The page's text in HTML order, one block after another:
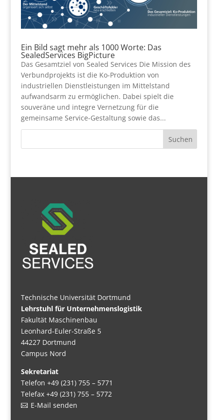
Ein Bild sagt mehr als 1000 Worte: Das
SealedServices BigPicture
Das Gesamtziel von Sealed Services Die Mission des
Verbundprojekts ist die Ko-Produktion von
industriellen Dienstleistungen im Mittelstand
aufwandsarm zu ermöglichen. Dabei spielt die
souveräne und integre Vernetzung für die
gemeinsame Service-Gestaltung sowie das...
Technische Universität Dortmund
Lehrstuhl für Unternehmenslogistik
Fakultät Maschinenbau
Leonhard-Euler-Straße 5
44227 Dortmund
Campus Nord
Sekretariat
Telefon +49 (231) 755 – 5771
Telefax +49 (231) 755 – 5772
E-Mail senden